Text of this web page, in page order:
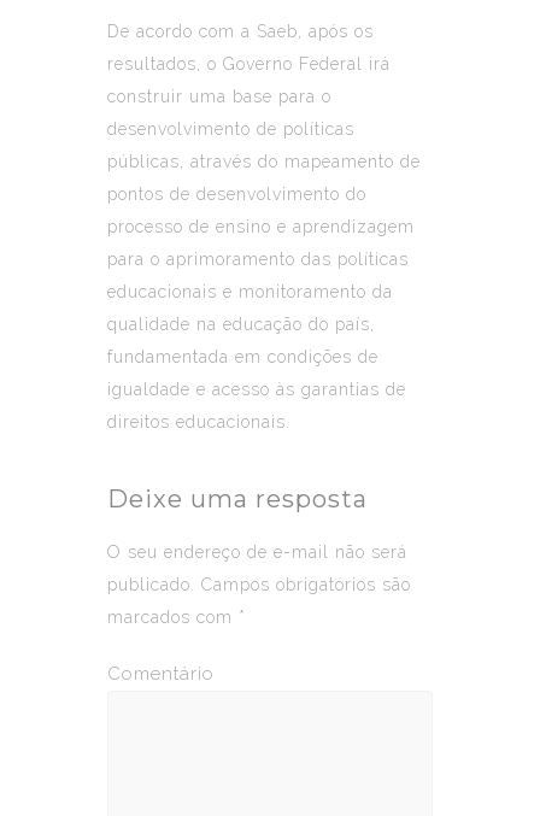
De acordo com a Saeb, após os
resultados, o Governo Federal irá
construir uma base para o
desenvolvimento de políticas
públicas, através do mapeamento de
pontos de desenvolvimento do
processo de ensino e aprendizagem
para o aprimoramento das políticas
educacionais e monitoramento da
qualidade na educação do país,
fundamentada em condições de
igualdade e acesso às garantias de
direitos educacionais.
Deixe uma resposta
O seu endereço de e-mail não será
publicado.
Campos obrigatórios são
marcados com *
Comentário